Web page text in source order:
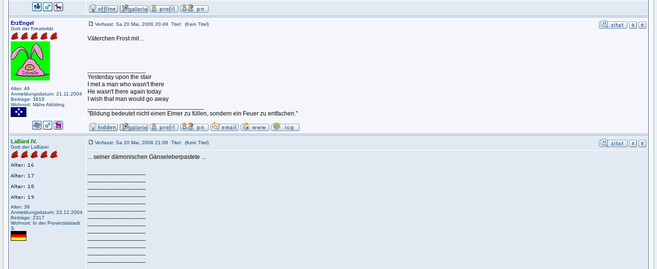
ErzEngel
Gott der Kreativität
Alter: 46
Anmeldungsdatum: 21.11.2004
Beiträge: 3818
Wohnort: Nähe Altötting
Verfasst: Sa 20 Mai, 2006 20:49 Titel: (Kein Titel)
Väterchen Frost mit ...
Yesterday upon the stair
I met a man who wasn't there
He wasn't there again today
I wish that man would go away
"Bildung bedeutet nicht einen Eimer zu füllen, sondern ein Feuer zu entfachen."
LaBärd IV.
Gott der LaBärei
Alter: 39
Anmeldungsdatum: 23.12.2004
Beiträge: 2317
Wohnort: In der Provinzialstadt
S.
Verfasst: Sa 20 Mai, 2006 21:08 Titel: (Kein Titel)
... seiner dämonischen Gänseleberpastete ...